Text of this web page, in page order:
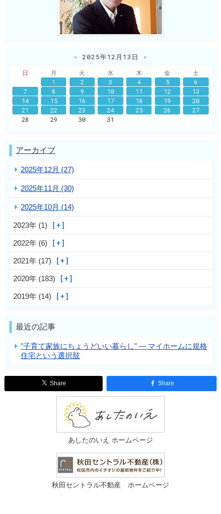
« 2025年12月13日
»
日
月 火 水 木 金
土
1
2 3 4 5
6
7
8 9 10 11 12
13
14
15 16 17 18 19
20
21
22 23 24 25 26
27
28
29 30 31
アーカイブ
2025年12月 (27)
2025年11月 (30)
2025年10月 (14)
2023年 (1)
2022年 (6)
2021年 (17)
2020年 (183)
2019年 (14)
最近の記事
"子育て家族にちょうどいい暮らし" ― マイホームに規格
住宅という選択肢
Share Share
あしたのいえ ホームページ
秋田セントラル不動産 ホームページ